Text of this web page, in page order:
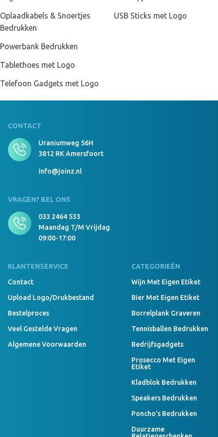
Solar powerbank hoge capaciteit
Ga je binnenkort op een lange zakenreis? Of wil je met jouw
geschenk indruk maken bij je zakenpartners? Kies dan een solar
powerbank met een hoge capaciteit. Hoe hoger de capaciteit van
8.000 - 10.000, en soms zelfs wel 20.000 mAh! Met een solar
telefoon.
Oplaadkabels & Snoertjes
Bedrukken
Powerbank Bedrukken
Tablethoes met Logo
Telefoon Gadgets met Logo
USB Sticks met Logo
CONTACT
Uraniumweg 56H
3812 RK Amersfoort
info@joinz.nl
VRAGEN? BEL ONS
033 2464 533
Maandag T/m Vrijdag
09:00-17:00
KLANTENSERVICE
Contact
Upload Logo/drukbestand
Bestelproces
Veel Gestelde Vragen
Algemene Voorwaarden
CATEGORIEËN
Wijn Met Eigen Etiket
Bier Met Eigen Etiket
Borrelplank Graveren
Tennisballen Bedrukken
Bedrijfsgadgets
Prosecco Met Eigen
Etiket
Kladblok Bedrukken
Speakers Bedrukken
Poncho's Bedrukken
Duurzame